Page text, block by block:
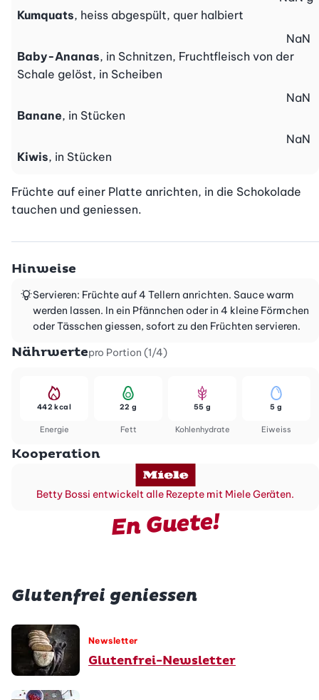
Kumquats, heiss abgespült, quer halbiert
Baby-Ananas, in Schnitzen, Fruchtfleisch von der
Schale gelöst, in Scheiben
NaN
Banane, in Stücken
NaN
Kiwis, in Stücken
NaN
Früchte auf einer Platte anrichten, in die Schokolade
tauchen und geniessen.
Hinweise
Servieren: Früchte auf 4 Tellern anrichten. Sauce warm
werden lassen. In ein Pfännchen oder in 4 kleine Förmchen
oder Tässchen giessen, sofort zu den Früchten servieren.
Nährwertepro Portion (1/4)
Energie
442 kcal
Fett
22 g
Kohlenhydrate
55 g
Eiweiss
5 g
Kooperation
Betty Bossi entwickelt alle Rezepte mit Miele Geräten.
En Guete!
Glutenfrei geniessen
Newsletter
Glutenfrei-Newsletter